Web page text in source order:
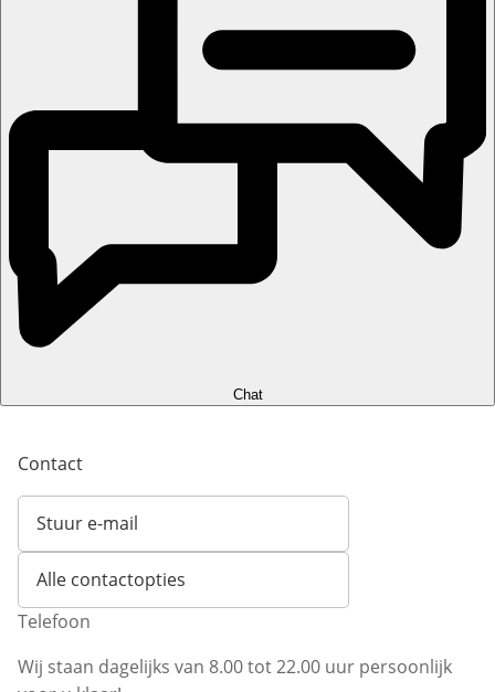
Chat
Contact
Stuur e-mail
Opent e-mailclient
Alle contactopties
Telefoon
Wij staan dagelijks van 8.00 tot 22.00 uur persoonlijk